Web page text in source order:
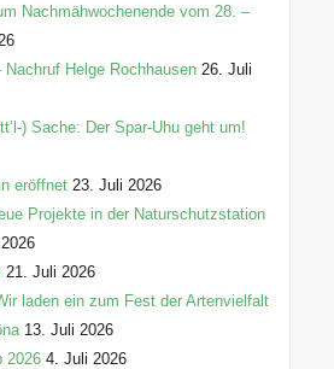
Nachmähwochenende vom 28. –
Nachruf Helge Rochhausen 26. Juli
) Sache: Der Spar-Uhu geht um!
eröffnet 23. Juli 2026
Projekte in der Naturschutzstation
21. Juli 2026
laden ein zum Fest der Artenvielfalt
13. Juli 2026
2026 4. Juli 2026